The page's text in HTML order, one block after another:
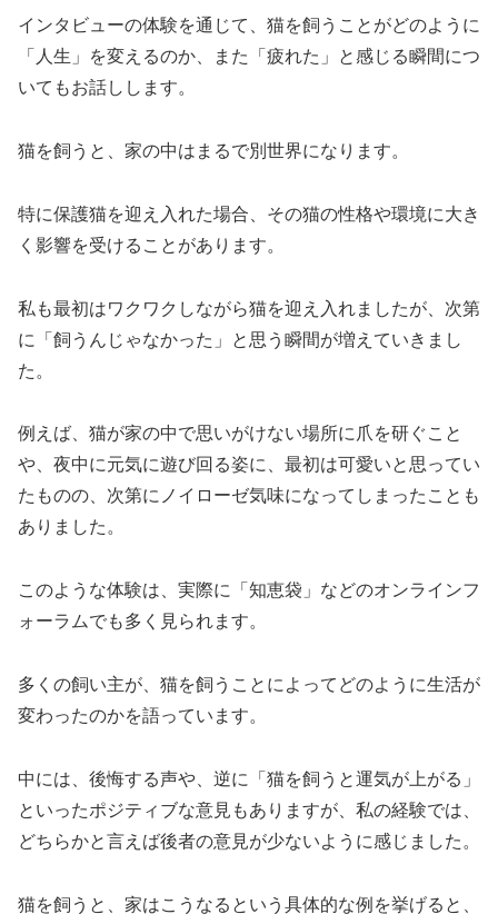
インタビューの体験を通じて、猫を飼うことがどのように
「人生」を変えるのか、また「疲れた」と感じる瞬間につ
いてもお話しします。
猫を飼うと、家の中はまるで別世界になります。
特に保護猫を迎え入れた場合、その猫の性格や環境に大き
く影響を受けることがあります。
私も最初はワクワクしながら猫を迎え入れましたが、次第
に「飼うんじゃなかった」と思う瞬間が増えていきまし
た。
例えば、猫が家の中で思いがけない場所に爪を研ぐこと
や、夜中に元気に遊び回る姿に、最初は可愛いと思ってい
たものの、次第にノイローゼ気味になってしまったことも
ありました。
このような体験は、実際に「知恵袋」などのオンラインフ
ォーラムでも多く見られます。
多くの飼い主が、猫を飼うことによってどのように生活が
変わったのかを語っています。
中には、後悔する声や、逆に「猫を飼うと運気が上がる」
といったポジティブな意見もありますが、私の経験では、
どちらかと言えば後者の意見が少ないように感じました。
猫を飼うと、家はこうなるという具体的な例を挙げると、